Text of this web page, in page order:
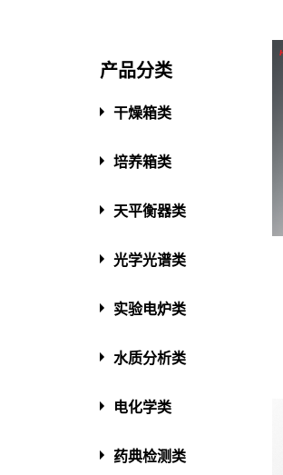
产品分类
干燥箱类
培养箱类
天平衡器类
光学光谱类
实验电炉类
水质分析类
电化学类
药典检测类